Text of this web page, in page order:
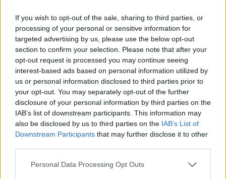
If you wish to opt-out of the sale, sharing to third parties, or
processing of your personal or sensitive information for
targeted advertising by us, please use the below opt-out
section to confirm your selection. Please note that after your
opt-out request is processed you may continue seeing
interest-based ads based on personal information utilized by
us or personal information disclosed to third parties prior to
your opt-out. You may separately opt-out of the further
disclosure of your personal information by third parties on the
IAB’s list of downstream participants. This information may
also be disclosed by us to third parties on the IAB’s List of
Downstream Participants that may further disclose it to other
Personal Data Processing Opt Outs
Τουρισμό, που βρίσκεται ήδη σε διαβούλευση. Στόχος
είναι να μπει τάξη και σαφείς κανόνες στην τουριστική
ανάπτυξη, ώστε να προστατεύονται το περιβάλλον, οι
τοπικές κοινωνίες και ο χαρακτήρας κάθε περιοχής,
χωρίς να σταματήσει η ανάπτυξη ενός κλάδου που
αποτελεί βασικό πυλώνα της οικονομίας μας. Το δεύτερο
εκ των Χωροταξικών, αυτό για τις ΑΠΕ, μπήκε και αυτό
σε διαβούλευση, με νέους κανόνες και περιορισμούς για
ζώνες, ώστε η ενεργειακή μετάβαση να προχωρά με